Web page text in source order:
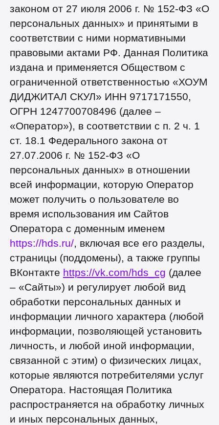
законом от 27 июля 2006 г. № 152-ФЗ «О
персональных данных» и принятыми в
соответствии с ними нормативными
правовыми актами РФ. Данная Политика
издана и применяется Обществом с
ограниченной ответственностью «ХОУМ
ДИДЖИТАЛ СКУЛ» ИНН 9717171550,
ОГРН 1247700708496 (далее –
«Оператор»), в соответствии с п. 2 ч. 1
ст. 18.1 Федерального закона от
27.07.2006 г. № 152-ФЗ «О
персональных данных» в отношении
всей информации, которую Оператор
может получить о пользователе во
время использования им Сайтов
Оператора с доменным именем
https://hds.ru/, включая все его разделы,
страницы (поддомены), а также группы
ВКонтакте https://vk.com/hds_cg (далее
– «Сайты») и регулирует любой вид
обработки персональных данных и
информации личного характера (любой
информации, позволяющей установить
личность, и любой иной информации,
связанной с этим) о физических лицах,
которые являются потребителями услуг
Оператора. Настоящая Политика
распространяется на обработку личных
и иных персональных данных,